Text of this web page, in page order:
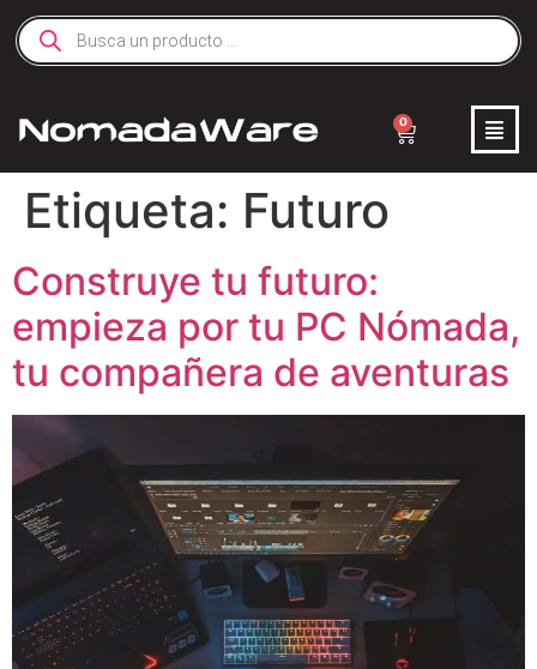
0
Etiqueta: Futuro
Construye tu futuro:
empieza por tu PC Nómada,
tu compañera de aventuras